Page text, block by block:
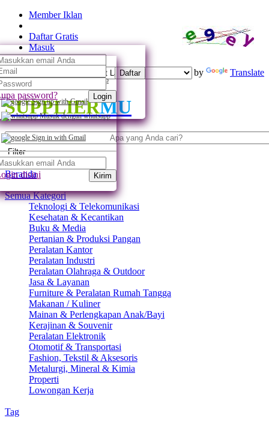
Member Iklan
Daftar Gratis
Daftar
Daftar dengan whatsapp
Sign up with Gmail
Masuk
password? Login
Masuk dengan whatsapp
Sign in with Gmail
disini Kirim
Powered by Translate
SUPPLIERMU
Filter
Beranda
Semua Kategori
Teknologi & Telekomunikasi
Kesehatan & Kecantikan
Buku & Media
Pertanian & Produksi Pangan
Peralatan Kantor
Peralatan Industri
Peralatan Olahraga & Outdoor
Jasa & Layanan
Furniture & Peralatan Rumah Tangga
Makanan / Kuliner
Mainan & Perlengkapan Anak/Bayi
Kerajinan & Souvenir
Peralatan Elektronik
Otomotif & Transportasi
Fashion, Tekstil & Aksesoris
Metalurgi, Mineral & Kimia
Properti
Lowongan Kerja
Tag